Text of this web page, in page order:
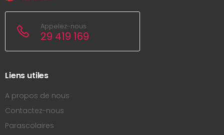
Appelez-nous
29 419 169
Liens utiles
A propos de nous
Contactez-nous
Parascolaires